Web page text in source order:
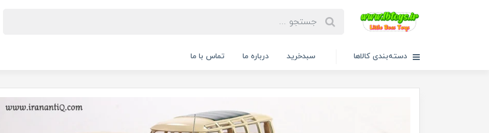
دسته‌بندی کالاها سبدخرید درباره ما تماس با ما